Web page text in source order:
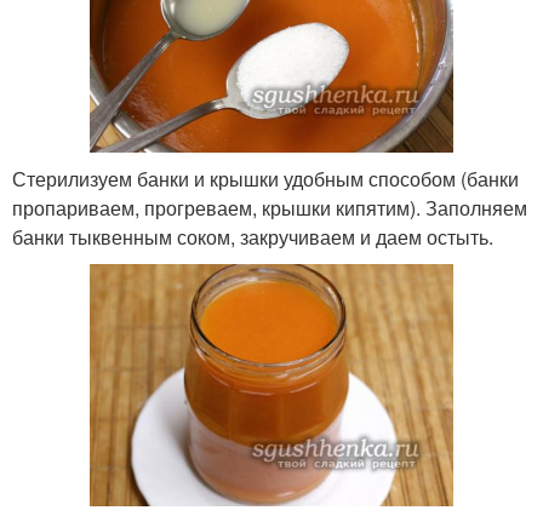
Стерилизуем банки и крышки удобным способом (банки
пропариваем, прогреваем, крышки кипятим). Заполняем
банки тыквенным соком, закручиваем и даем остыть.